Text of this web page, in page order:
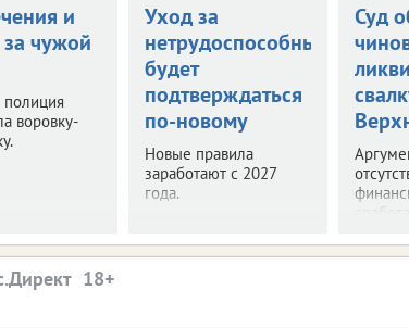
и
за чужой
полиция
воровку-
Уход за
нетрудоспособными
будет
подтверждаться
по-новому
Новые правила
заработают с 2027
года.
Суд